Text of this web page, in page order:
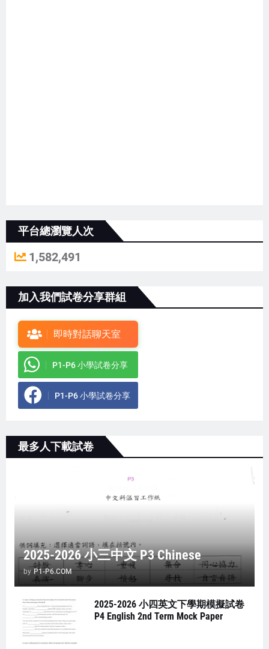
平台總瀏覽人次
1,582,491
加入我們試卷分享群組
即時對話聊天室
P1-P6 小學試卷分享
P1-P6 小學試卷分享
最多人下載試卷
2025-2026 小三中文 P3 Chinese
by P1-P6.COM
2025-2026 小四英文下學期模擬試卷
P4 English 2nd Term Mock Paper